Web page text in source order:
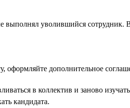
выполнял уволившийся
оформляйте дополнительное
в коллектив и заново
кандидата.